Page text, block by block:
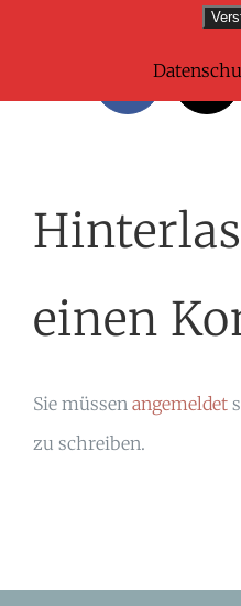
Share This
einen
Sie müssen angemeldet
zu schreiben.